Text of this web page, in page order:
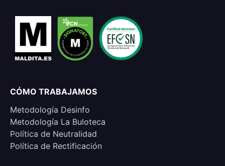
CÓMO TRABAJAMOS
Metodología Desinfo
Metodología La Buloteca
Política de Neutralidad
Política de Rectificación